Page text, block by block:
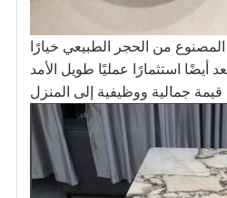
من الحجر الطبيعي خيارًا
أيضًا استثمارًا عمليًا طويل الأمد